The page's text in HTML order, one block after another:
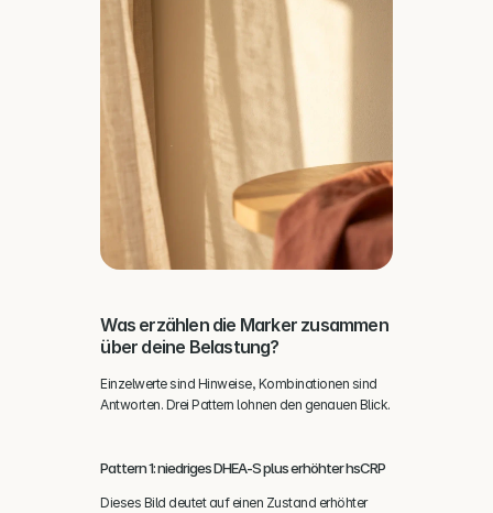
Was erzählen die Marker zusammen
über deine Belastung?
Einzelwerte sind Hinweise, Kombinationen sind
Antworten. Drei Pattern lohnen den genauen Blick.
Pattern 1: niedriges DHEA-S plus erhöhter hsCRP
Dieses Bild deutet auf einen Zustand erhöhter